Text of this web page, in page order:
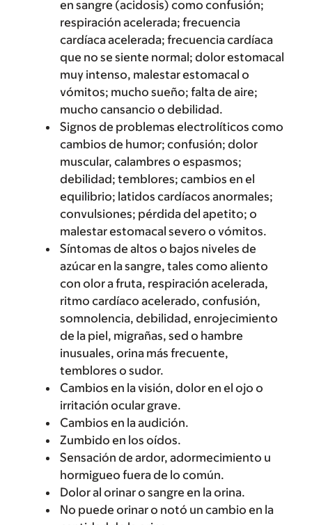
en sangre (acidosis) como confusión;
respiración acelerada; frecuencia
cardíaca acelerada; frecuencia cardíaca
que no se siente normal; dolor estomacal
muy intenso, malestar estomacal o
vómitos; mucho sueño; falta de aire;
mucho cansancio o debilidad.
Signos de problemas electrolíticos como
cambios de humor; confusión; dolor
muscular, calambres o espasmos;
debilidad; temblores; cambios en el
equilibrio; latidos cardíacos anormales;
convulsiones; pérdida del apetito; o
malestar estomacal severo o vómitos.
Síntomas de altos o bajos niveles de
azúcar en la sangre, tales como aliento
con olor a fruta, respiración acelerada,
ritmo cardíaco acelerado, confusión,
somnolencia, debilidad, enrojecimiento
de la piel, migrañas, sed o hambre
inusuales, orina más frecuente,
temblores o sudor.
Cambios en la visión, dolor en el ojo o
irritación ocular grave.
Cambios en la audición.
Zumbido en los oídos.
Sensación de ardor, adormecimiento u
hormigueo fuera de lo común.
Dolor al orinar o sangre en la orina.
No puede orinar o notó un cambio en la